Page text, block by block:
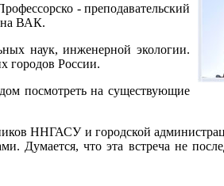
- преподавательский
ВАК.
наук, инженерной экологии.
городов России.
посмотреть на существующие
ННГАСУ и городской
что эта встреча не